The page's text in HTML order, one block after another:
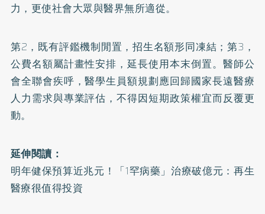
力，更使社會大眾與醫界無所適從。
第2，既有評鑑機制閒置，招生名額形同凍結；第3，
公費名額屬計畫性安排，延長使用本末倒置。醫師公
會全聯會疾呼，醫學生員額規劃應回歸國家長遠醫療
人力需求與專業評估，不得因短期政策權宜而反覆更
動。
延伸閱讀：
明年健保預算近兆元！「1罕病藥」治療破億元：再生
醫療很值得投資